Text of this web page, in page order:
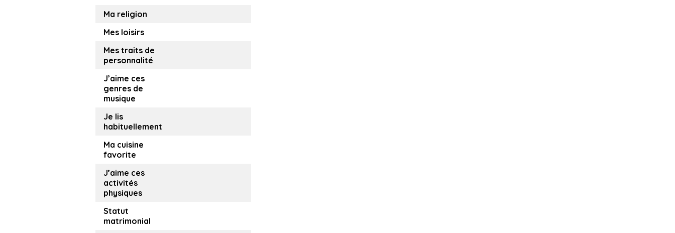
Ma religion
Mes loisirs
Mes traits de
personnalité
J’aime ces
genres de
musique
Je lis
habituellement
Ma cuisine
favorite
J’aime ces
activités
physiques
Statut
matrimonial